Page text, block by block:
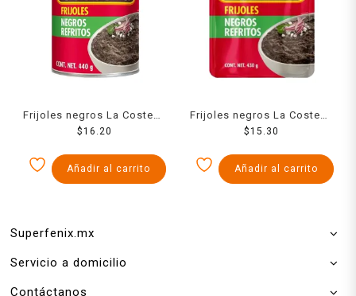
Frijoles negros La Costeña
refritos en lata 440 g
$16.20
Añadir al carrito
Frijoles negros La Costeña
refritos en bolsa 430 g
$15.30
Añadir al carrito
Superfenix.mx
Servicio a domicilio
Contáctanos